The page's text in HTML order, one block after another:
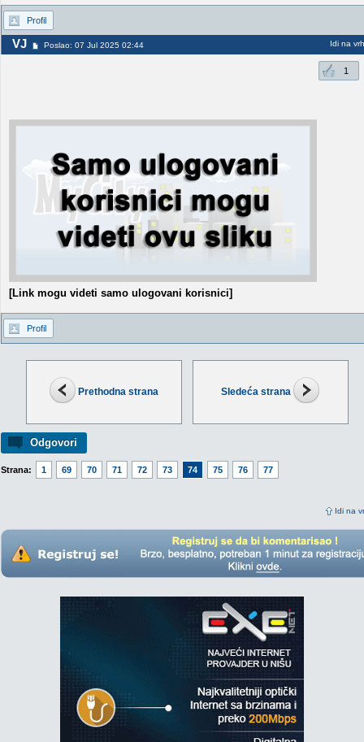
Prethodna strana Sledeća strana
Odgovori
Strana: 1 69 70 71 72 73 74 75 76 77
Idi na
Profil
VJ Poslao: 07 Jul 2025 02:44 Idi na vrh
1
[Link mogu videti samo ulogovani korisnici]
Profil